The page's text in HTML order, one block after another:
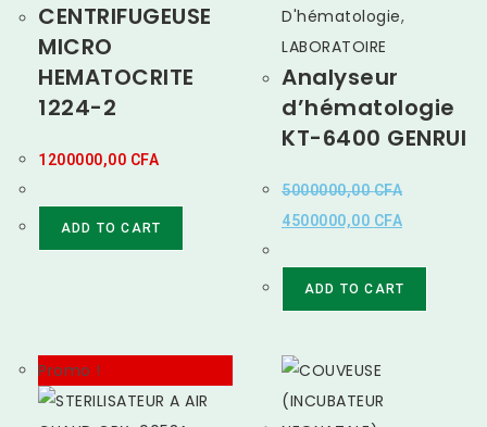
CENTRIFUGEUSE
MICRO
HEMATOCRITE
1224-2
1200000,00 CFA
ADD TO CART
D'hématologie,
LABORATOIRE
Analyseur
d’hématologie
KT-6400 GENRUI
5000000,00CFA
4500000,00 CFA
ADD TO CART
Promo !